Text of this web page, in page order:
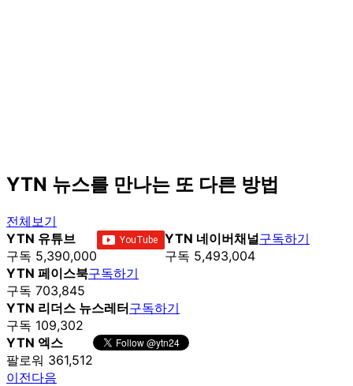
YTN 뉴스를 만나는 또 다른 방법
전체보기
YTN 유튜브
구독 5,390,000
YTN 네이버채널
구독 5,493,004
구독하기
YTN 페이스북
구독 703,845
구독하기
YTN 리더스 뉴스레터
구독 109,302
구독하기
YTN 엑스
팔로워 361,512
이전다음